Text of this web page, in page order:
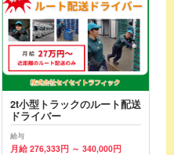
2t小型トラックのルート配送
ドライバー
給与
月給 276,333円 ～ 340,000円